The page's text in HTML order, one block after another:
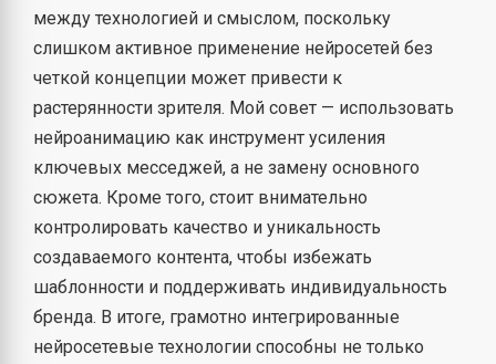
между технологией и смыслом, поскольку
слишком активное применение нейросетей без
четкой концепции может привести к
растерянности зрителя. Мой совет — использовать
нейроанимацию как инструмент усиления
ключевых месседжей, а не замену основного
сюжета. Кроме того, стоит внимательно
контролировать качество и уникальность
создаваемого контента, чтобы избежать
шаблонности и поддерживать индивидуальность
бренда. В итоге, грамотно интегрированные
нейросетевые технологии способны не только